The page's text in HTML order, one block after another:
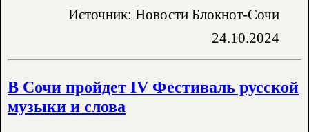
Источник: Новости Блокнот-Сочи
24.10.2024
В Сочи пройдет IV Фестиваль русской
музыки и слова